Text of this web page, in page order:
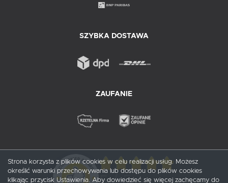
SZYBKA DOSTAWA
ZAUFANIE
Strona korzysta z plików cookies w celu realizacji usług. Możesz
określić warunki przechowywania lub dostępu do plików cookies
klikając przycisk Ustawienia. Aby dowiedzieć się więcej zachęcamy do